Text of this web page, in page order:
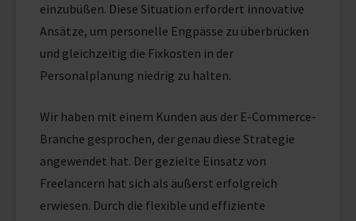
einzubüßen. Diese Situation erfordert innovative
Ansätze, um personelle Engpässe zu überbrücken
und gleichzeitig die Fixkosten in der
Personalplanung niedrig zu halten.
Wir haben mit einem Kunden aus der E-Commerce-
Branche gesprochen, der genau diese Strategie
angewendet hat. Der gezielte Einsatz von
Freelancern hat sich als äußerst erfolgreich
erwiesen. Durch die flexible und effiziente